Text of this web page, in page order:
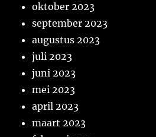
oktober 2023
september 2023
augustus 2023
juli 2023
juni 2023
mei 2023
april 2023
maart 2023